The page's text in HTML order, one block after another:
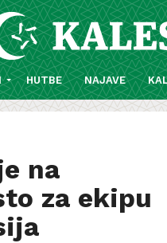
HUTBE NAJAVE
na
za ekipu